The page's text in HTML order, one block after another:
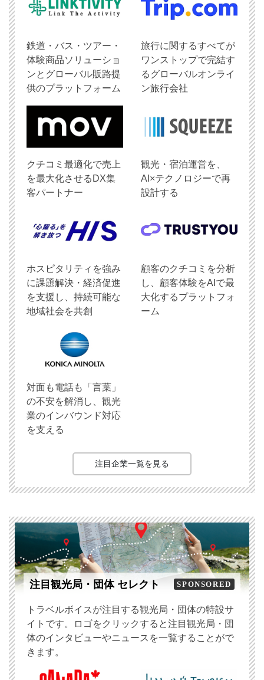
鉄道・バス・ツアー・
体験商品ソリューショ
ンとグローバル販路提
供のプラットフォーム
旅行に関するすべてが
ワンストップで完結す
るグローバルオンライ
ン旅行会社
クチコミ最適化で売上
を最大化させるDX集
客パートナー
観光・宿泊運営を、
AI×テクノロジーで再
設計する
ホスピタリティを強み
に課題解決・経済促進
を支援し、持続可能な
地域社会を共創
顧客のクチコミを分析
し、顧客体験をAIで最
大化するプラットフォ
ーム
対面も電話も「言葉」
の不安を解消し、観光
業のインバウンド対応
を支える
注目企業一覧を見る
注目観光局・団体 セレクト SPONSORED
トラベルボイスが注目する観光局・団体の特設サ
イトです。ロゴをクリックすると注目観光局・団
体のインタビューやニュースを一覧することがで
きます。